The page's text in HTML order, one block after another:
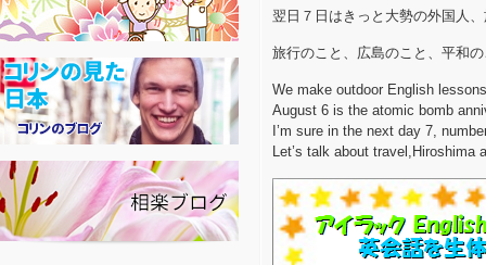
翌日７日はきっと大勢の外国人
旅行のこと、広島のこと、平和
We make outdoor English
August 6 is the atomic bomb
I’m sure in the next day 7,
Let’s talk about travel,Hiroshima